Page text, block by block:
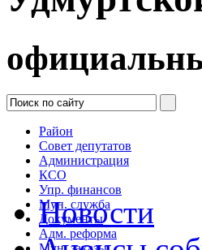
Район
Совет депутатов
Администрация
КСО
Упр. финансов
Мун. служба
Документы
Адм. реформа
Новости